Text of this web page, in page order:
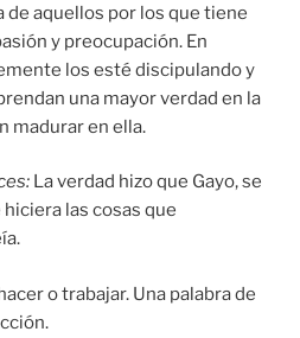
de aquellos por los que tiene
y preocupación. En
los esté discipulando y
una mayor verdad en la
madurar en ella.
La verdad hizo que Gayo, se
las cosas que
o trabajar. Una palabra de